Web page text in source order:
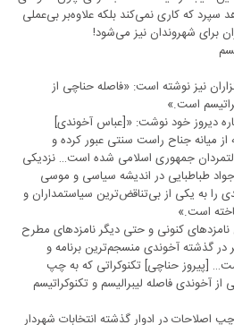
سپرد که کاری نمی‌کند بلکه علاوه‌بر بی‌عملی
برای شهروندان نیز می‌شود!
نیز نوشته است: «فاصله حناچی از
است.»
دیروز خود نوشت: «[عباس آخوندی]
از میانه جناح راست سنتی عبور کرده و
جمهوری اسلامی شده است… نزدیکی
طباطبایی در اندیشه سیاسی و موسی
را به یکی از بی‌تناقض‌ترین سیاستمداران و
است.»
کنونی و حتی دیگر نامزدهای مطرح
گذشته آخوندی منسجم‌ترین برنامه و
[پیروز حناچی] تکنوکراتی که به چپ
آخوندی فاصله لیبرالیسم و تکنوکراتیسم
اصلاحات در ادوار گذشته انتخابات شهردار